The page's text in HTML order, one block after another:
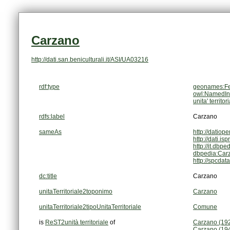
Carzano
http://dati.san.beniculturali.it/ASI/UA03216
rdf:type
unita'
rdfs:label Carzano
sameAs
http://
http://
http://
http://
dc:title Carzano
unitaTerritoriale2toponimo Carzano
unitaTerritoriale2tipoUnitaTerritoriale Comune
is ReST2unità territoriale of
Carzano